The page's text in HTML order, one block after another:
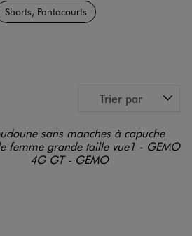
Shorts, Pantacourts
Trier par